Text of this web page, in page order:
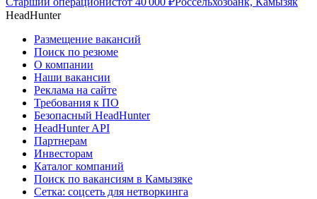
HeadHunter
Размещение вакансий
Поиск по резюме
О компании
Наши вакансии
Реклама на сайте
Требования к ПО
Безопасный HeadHunter
HeadHunter API
Партнерам
Инвесторам
Каталог компаний
Поиск по вакансиям в Камызяке
Сетка: соцсеть для нетворкинга